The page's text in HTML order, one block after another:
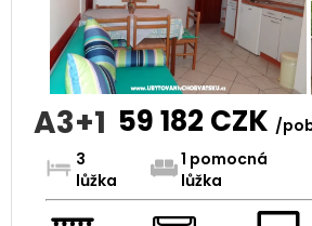
A3+1 59 182 CZK /
3
lůžka
1 pomocná
lůžka